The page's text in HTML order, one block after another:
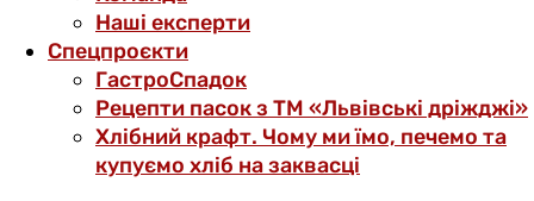
Наші експерти
Спецпроєкти
ГастроСпадок
Рецепти пасок з ТМ «Львівські дріжджі»
Хлібний крафт. Чому ми їмо, печемо та
купуємо хліб на заквасці